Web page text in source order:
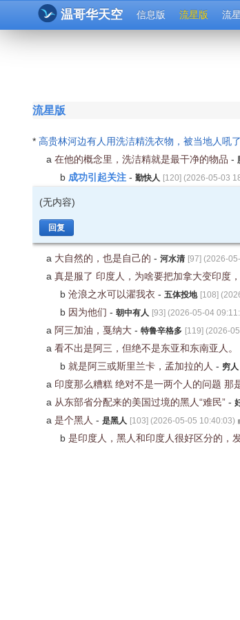
温哥华天空 信息版 流星版 流
流星版
* 高贵林河边有人用洗洁精洗衣物，被当地人吼了
a 在他的概念里，洗洁精就是最干净的物品 -
b 成功引起关注 - 勤快人 [120] (2026-05-03
(无内容)
回复
a 大自然的，也是自己的 - 河水清 [97] (2026-
a 真是服了 印度人，为啥要把加拿大变印度
b 沧浪之水可以濯我衣 - 五体投地 [108] (
b 因为他们 - 朝中有人 [93] (2026-05-04
a 阿三加油，戛纳大 - 特鲁辛格多 [119] (2026-
a 看不出是阿三，但绝不是东亚和东南亚人。
b 就是阿三或斯里兰卡，孟加拉的人 - 穷人
a 印度那么糟糕 绝对不是一两个人的问题 那
a 从东部省分配来的美国过境的黑人“难民” -
a 是个黑人 - 是黑人 [103] (2026-05-05 10:40:03)
b 是印度人，黑人和印度人很好区分的，